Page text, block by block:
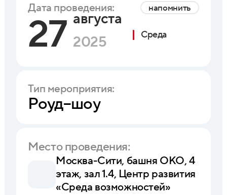
Дата проведения: напомнить
27 августа
2025
Среда
Тип мероприятия:
Роуд–шоу
Место проведения:
Москва-Сити, башня ОКО, 4
этаж, зал 1.4, Центр развития
«Среда возможностей»